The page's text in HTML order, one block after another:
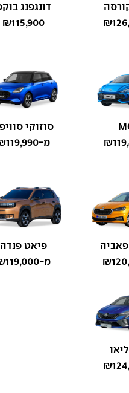
דונגפנג
₪115,900
סוזוקי
מ-₪119,990
פיאט פנדה
מ-₪119,000